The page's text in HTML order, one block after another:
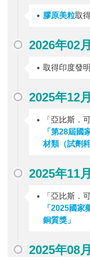
膠原美粒取
2026年02月
取得印度發
2025年12月
「亞比斯．
「第28屆國
材類（試劑
2025年11月
「亞比斯．
「2025國
銅質獎」
2025年08月